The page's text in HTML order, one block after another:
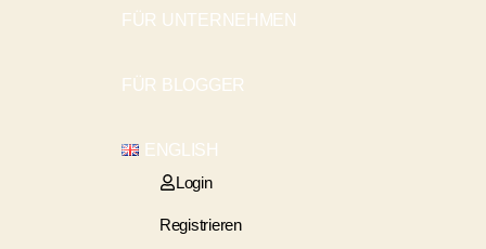
FÜR UNTERNEHMEN
FÜR BLOGGER
ENGLISH
Login
Registrieren